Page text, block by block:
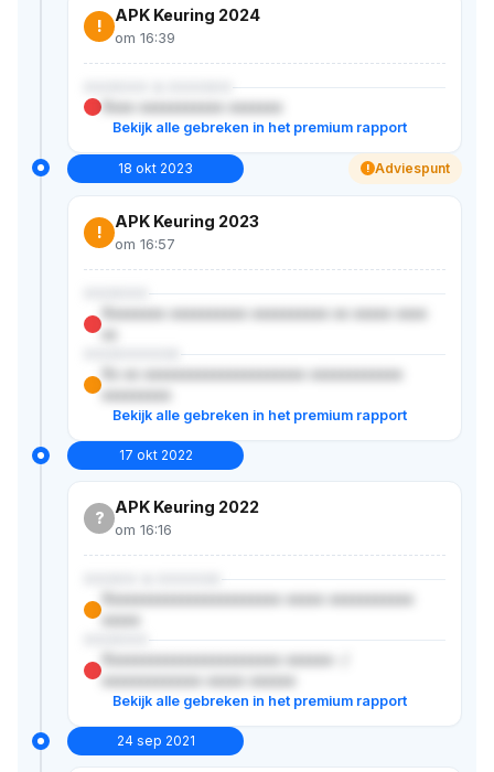
!
APK Keuring 2024
om 16:39
XXXXXX & XXXXXX
Xxxx xxxxxxxxxxx xxxxxxx
Bekijk alle gebreken in het premium rapport
18 okt 2023 ! Adviespunt
!
APK Keuring 2023
om 16:57
Xxxxxxxx xxxxxxxxxx xxxxxxxxxx xx xxxxx xxxx
XXXXXXXXX
Xx xx xxxxxxxxxxxxxxxxxxxxx xxxxxxxxxxxx
Bekijk alle gebreken in het premium rapport
17 okt 2022
?
APK Keuring 2022
om 16:16
XXXXX & XXXXXX
Xxxxxxxxxxxxxxxxxxxxxxx xxxxx xxxxxxxxxxx
Xxxxxxxxxxxxxxxxxxxxxxx xxxxxx- /
Bekijk alle gebreken in het premium rapport
24 sep 2021